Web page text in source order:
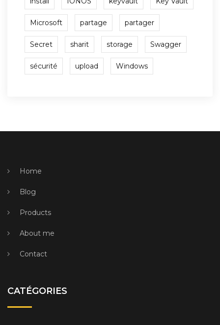
Microsoft partage partager
Secret sharit storage Swagger
sécurité upload Windows
Home
Blog
Products
About me
Contact
CATÉGORIES